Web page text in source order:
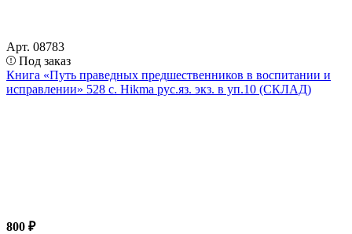
Арт. 08783
Под заказ
Книга «Путь праведных предшественников в воспитании и
исправлении» 528 с. Hikma рус.яз. экз. в уп.10 (СКЛАД)
800 ₽